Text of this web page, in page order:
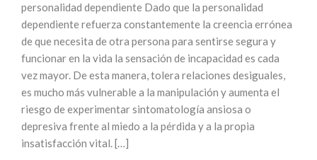
personalidad dependiente Dado que la personalidad
dependiente refuerza constantemente la creencia errónea
de que necesita de otra persona para sentirse segura y
funcionar en la vida la sensación de incapacidad es cada
vez mayor. De esta manera, tolera relaciones desiguales,
es mucho más vulnerable a la manipulación y aumenta el
riesgo de experimentar sintomatología ansiosa o
depresiva frente al miedo a la pérdida y a la propia
insatisfacción vital. […]